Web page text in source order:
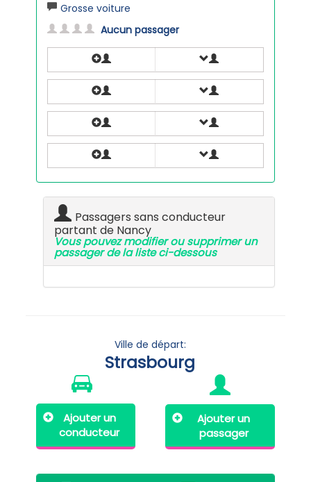
Grosse voiture
Aucun passager
Passagers sans conducteur
partant de Nancy
Vous pouvez modifier ou supprimer un
passager de la liste ci-dessous
Ville de départ:
Strasbourg
Ajouter un
conducteur
Ajouter un
passager